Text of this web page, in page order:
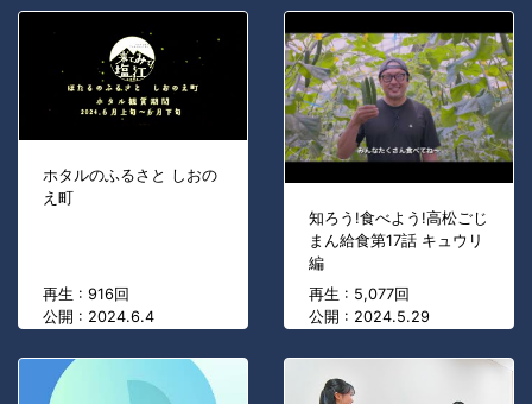
ホタルのふるさと しおの
え町
再生 : 916回
公開 : 2024.6.4
知ろう!食べよう!高松ごじ
まん給食第17話 キュウリ
編
再生 : 5,077回
公開 : 2024.5.29